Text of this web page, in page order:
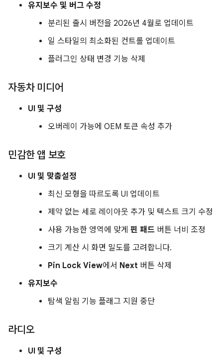
유지보수 및 버그 수정
분리된 출시 버전을 2026년 4월로 업데이트
일 스타일의 최소화된 컨트롤 업데이트
플러그인 상태 변경 기능 삭제
자동차 미디어
UI 및 구성
오버레이 가능에 OEM 토큰 속성 추가
민감한 앱 보호
UI 및 맞춤설정
최신 모형을 따르도록 UI 업데이트
제약 없는 세로 레이아웃 추가 및 텍스트 크기 수정
사용 가능한 영역에 맞게 핀 패드 버튼 너비 조정
크기 계산 시 화면 밀도를 고려합니다.
Pin Lock View에서 Next 버튼 삭제
유지보수
탐색 알림 기능 플래그 지원 중단
라디오
UI 및 구성